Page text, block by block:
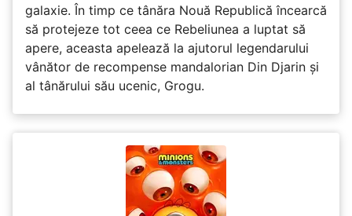
galaxie. În timp ce tânăra Nouă Republică încearcă
să protejeze tot ceea ce Rebeliunea a luptat să
apere, aceasta apelează la ajutorul legendarului
vânător de recompense mandalorian Din Djarin și
al tânărului său ucenic, Grogu.